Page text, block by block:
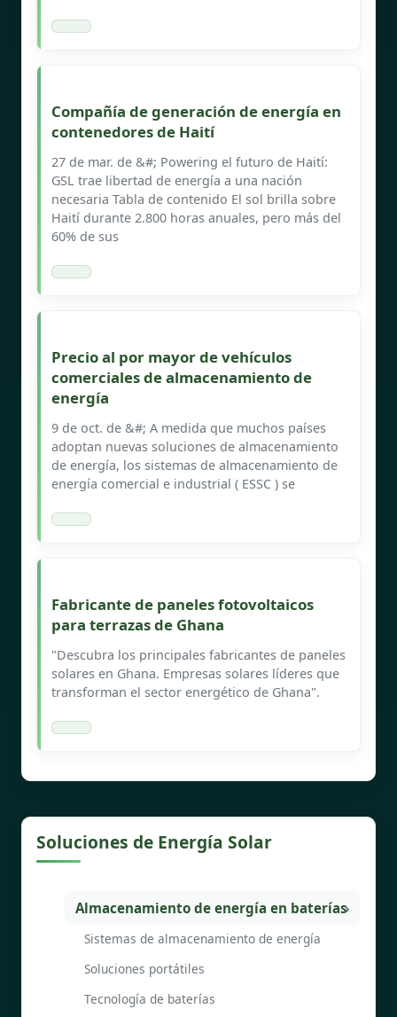
Compañía de generación de energía en
contenedores de Haití
27 de mar. de &#; Powering el futuro de Haití:
GSL trae libertad de energía a una nación
necesaria Tabla de contenido El sol brilla sobre
Haití durante 2.800 horas anuales, pero más del
60% de sus
Precio al por mayor de vehículos
comerciales de almacenamiento de
energía
9 de oct. de &#; A medida que muchos países
adoptan nuevas soluciones de almacenamiento
de energía, los sistemas de almacenamiento de
energía comercial e industrial ( ESSC ) se
Fabricante de paneles fotovoltaicos
para terrazas de Ghana
"Descubra los principales fabricantes de paneles
solares en Ghana. Empresas solares líderes que
transforman el sector energético de Ghana".
Soluciones de Energía Solar
Almacenamiento de energía en baterías
Sistemas de almacenamiento de energía
Soluciones portátiles
Tecnología de baterías